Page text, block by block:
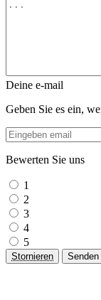
Deine e-mail
Geben Sie es ein,
Bewerten Sie uns
1
2
3
4
5
Stornieren Senden